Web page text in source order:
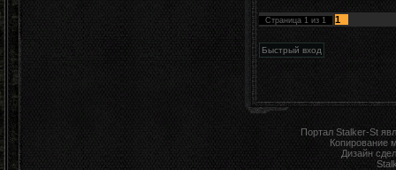
Страница 1 из 1 1
Портал Stalker-St
Копирование
Дизайн